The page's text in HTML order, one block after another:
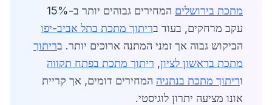
מתכת בירושלים
המחירים גבוהים יותר ב-15%
עקב מרחקים, בעוד בריתוך מתכת בתל אביב-יפו
הביקוש גבוה אך זמני המתנה ארוכים יותר. בריתוך
מתכת בראשון לציון, ריתוך מתכת בפתח תקווה
וריתוך מתכת בנתניה המחירים דומים, אך קריית
אונו מציעה יתרון לוגיסטי.